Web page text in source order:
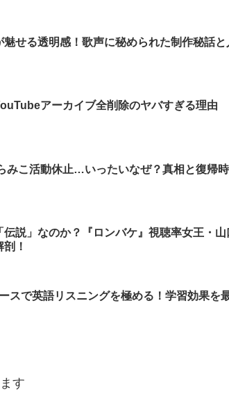
魅せる透明感！歌声に秘められた制作秘話
アーカイブ全削除のヤバすぎる理由
みこ活動休止…いったいなぜ？真相と復帰
伝説」なのか？『ロンバケ』視聴率女王・
！
スで英語リスニングを極める！学習効果を
す